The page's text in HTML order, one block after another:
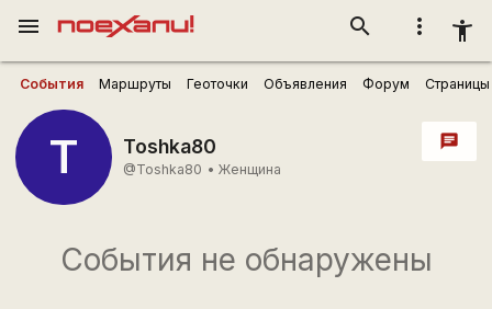
more_vert accessibility_new
search
menu
События Маршруты Геоточки Объявления Форум Страницы
T Toshka80
@Toshka80 • Женщина
chat
События не обнаружены